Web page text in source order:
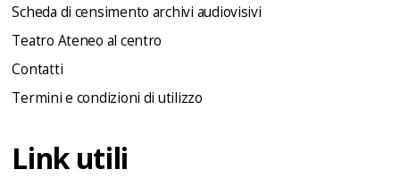
Scheda di censimento archivi audiovisivi
Teatro Ateneo al centro
Contatti
Termini e condizioni di utilizzo
Link utili